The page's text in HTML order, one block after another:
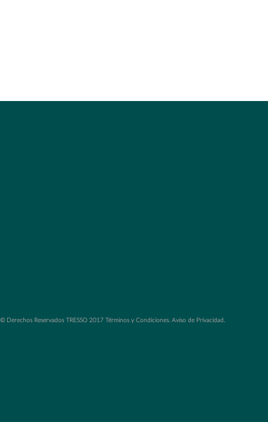
© Derechos Reservados TRESSO 2017 Términos y Condiciones. Aviso de Privacidad.